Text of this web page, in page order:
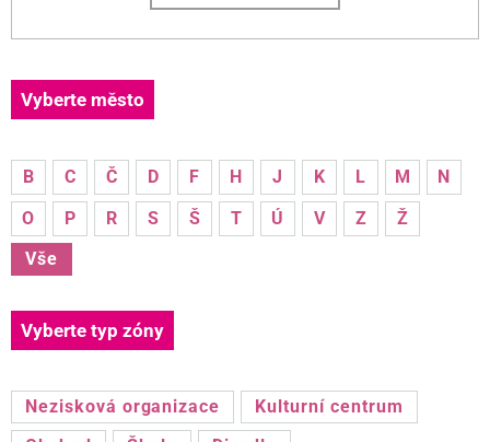
Vyberte město
B C Č D F H J K L M
N
O
P R S Š T Ú V Z
Ž
Vše
Vyberte typ zóny
Nezisková organizace
Kulturní centrum